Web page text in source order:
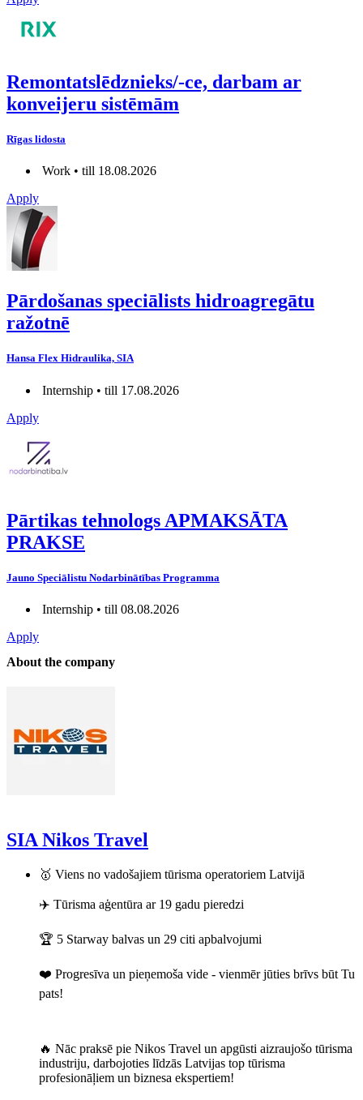
Remontatslēdznieks/-ce, darbam ar
konveijeru sistēmām
Rīgas lidosta
Work • till 18.08.2026
Apply
Pārdošanas speciālists hidroagregātu
ražotnē
Hansa Flex Hidraulika, SIA
Internship • till 17.08.2026
Apply
Pārtikas tehnologs APMAKSĀTA
PRAKSE
Jauno Speciālistu Nodarbinātības Programma
Internship • till 08.08.2026
Apply
About the company
SIA Nikos Travel
🥇 Viens no vadošajiem tūrisma operatoriem Latvijā
✈️ Tūrisma aģentūra ar 19 gadu pieredzi
🏆 5 Starway balvas un 29 citi apbalvojumi
❤️ Progresīva un pieņemoša vide - vienmēr jūties brīvs būt Tu
pats!
🔥 Nāc praksē pie Nikos Travel un apgūsti aizraujošo tūrisma
industriju, darbojoties līdzās Latvijas top tūrisma
profesionāļiem un biznesa ekspertiem!